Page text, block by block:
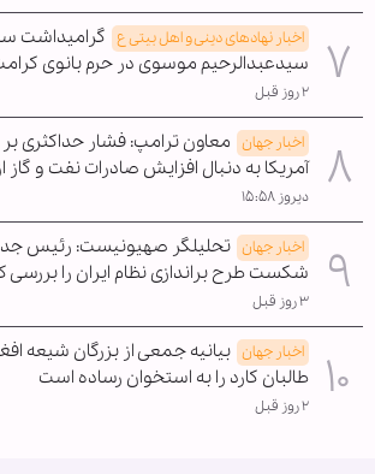
اخبار نهادهای دینی و اهل بیتی ع گرامیداشت
سیدعبدالرحیم موسوی در حرم بانوی
۲ روز قبل
اخبار جهان معاون ترامپ: فشار حداکثری بر
آمریکا به دنبال افزایش صادرات نفت و
دیروز ۱۵:۵۸
اخبار جهان تحلیلگر صهیونیست: رئیس
شکست طرح براندازی نظام ایران را بررسی
۳ روز قبل
اخبار جهان بیانیه جمعی از بزرگان شیعه
طالبان کارد را به استخوان رساده است
۲ روز قبل